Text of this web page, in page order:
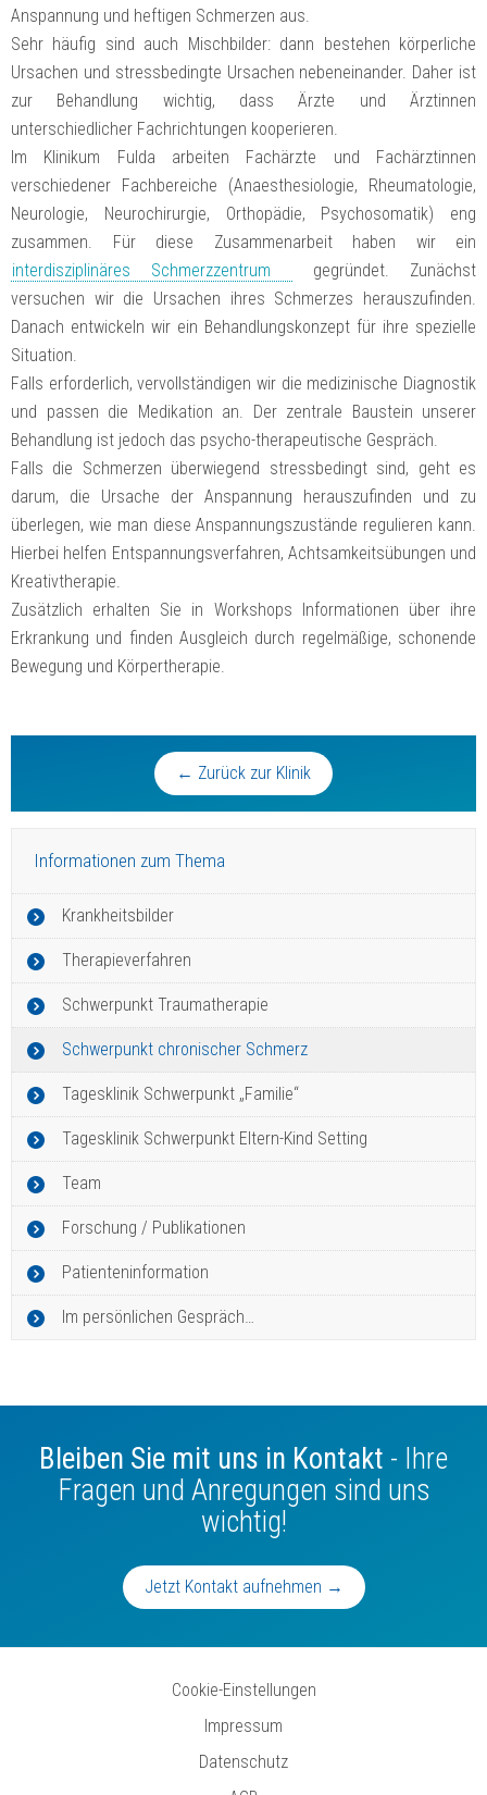
← Zurück zur Klinik
Informationen zum Thema
Krankheitsbilder
Therapieverfahren
Schwerpunkt Traumatherapie
Schwerpunkt chronischer Schmerz
Tagesklinik Schwerpunkt „Familie“
Tagesklinik Schwerpunkt Eltern-Kind Setting
Team
Forschung / Publikationen
Patienteninformation
Im persönlichen Gespräch…
Anspannung und heftigen Schmerzen aus.
Sehr häufig sind auch Mischbilder: dann bestehen körperliche
Ursachen und stressbedingte Ursachen nebeneinander. Daher ist
zur Behandlung wichtig, dass Ärzte und Ärztinnen
unterschiedlicher Fachrichtungen kooperieren.
Im Klinikum Fulda arbeiten Fachärzte und Fachärztinnen
verschiedener Fachbereiche (Anaesthesiologie, Rheumatologie,
Neurologie, Neurochirurgie, Orthopädie, Psychosomatik) eng
zusammen. Für diese Zusammenarbeit haben wir ein
interdisziplinäres Schmerzzentrum
gegründet. Zunächst
versuchen wir die Ursachen ihres Schmerzes herauszufinden.
Danach entwickeln wir ein Behandlungskonzept für ihre spezielle
Situation.
Falls erforderlich, vervollständigen wir die medizinische Diagnostik
und passen die Medikation an. Der zentrale Baustein unserer
Behandlung ist jedoch das psycho-therapeutische Gespräch.
Falls die Schmerzen überwiegend stressbedingt sind, geht es
darum, die Ursache der Anspannung herauszufinden und zu
überlegen, wie man diese Anspannungszustände regulieren kann.
Hierbei helfen Entspannungsverfahren, Achtsamkeitsübungen und
Kreativtherapie.
Zusätzlich erhalten Sie in Workshops Informationen über ihre
Erkrankung und finden Ausgleich durch regelmäßige, schonende
Bewegung und Körpertherapie.
Bleiben Sie mit uns in Kontakt - Ihre
Fragen und Anregungen sind uns
wichtig!
Jetzt Kontakt aufnehmen →
Cookie-Einstellungen
Impressum
Datenschutz